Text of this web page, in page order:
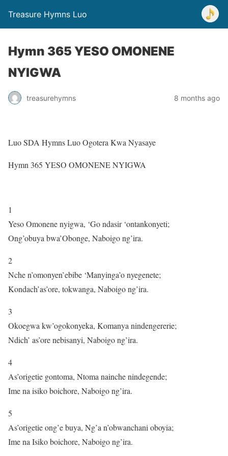
Treasure Hymns Luo
Hymn 365 YESO OMONENE
NYIGWA
treasurehymns 8 months ago
Luo SDA Hymns Luo Ogotera Kwa Nyasaye
Hymn 365 YESO OMONENE NYIGWA
1
Yeso Omonene nyigwa, ‘Go ndasir ‘ontankonyeti;
Ong’obuya bwa’Obonge, Naboigo ng’ira.
2
Nche n’omonyen’ebibe ‘Manyinga’o nyegenete;
Kondach’as’ore, tokwanga, Naboigo ng’ira.
3
Okoegwa kw’ogokonyeka, Komanya nindengererie;
Ndich’ as’ore nebisanyi, Naboigo ng’ira.
4
As’origetie gontoma, Ntoma nainche nindegende;
Ime na isiko boichore, Naboigo ng’ira.
5
As’origetie ong’e buya, Ng’a n’obwanchani oboyia;
Ime na Isiko boichore, Naboigo ng’ira.